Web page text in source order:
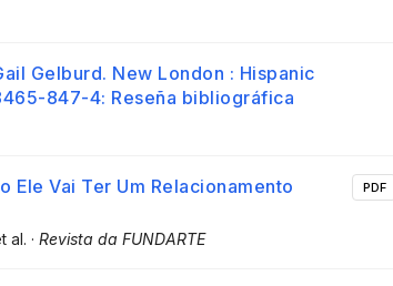
Gelburd. New London : Hispanic
847-4: Reseña bibliográfica
Ele Vai Ter Um Relacionamento
al. · Revista da FUNDARTE
PDF